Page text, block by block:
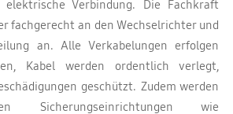
Verbindung. Die Fachkraft
fachgerecht an den Wechselrichter und
an. Alle Verkabelungen erfolgen
Kabel werden ordentlich verlegt,
geschützt. Zudem werden
Sicherungseinrichtungen wie